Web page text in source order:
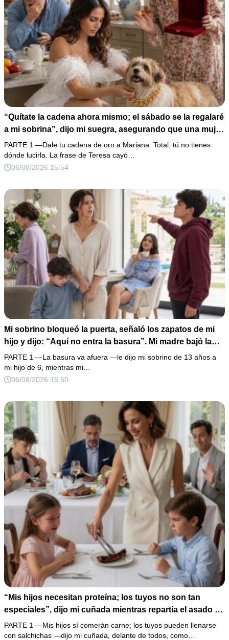
“Quítate la cadena ahora mismo; el sábado se la regalaré
a mi sobrina”, dijo mi suegra, asegurando que una mujer
con las manos marcadas por espinas no merecía 50
gramos de oro. Mi esposo guardó silencio, así que
obedecí con calma y le pedí que preparara la fiesta. Ella
completo que había intentado ocultar.
PARTE 1 —Dale tu cadena de oro a Mariana. Total, tú no tienes
dónde lucirla. La frase de Teresa cayó…
06/08/2026 15:54
Mi sobrino bloqueó la puerta, señaló los zapatos de mi
hijo y dijo: “Aquí no entra la basura”. Mi madre bajó la
mirada y mi hermana siguió tomando café como si nada.
Yo asentí, abracé a mi niño y me fui sin reclamar. Pero al
cancelar el depósito mensual descubrí que llevaba años
de humillarlo.
PARTE 1 —La basura va afuera —le dijo mi sobrino de 13 años a
mi hijo de 6, mientras mi…
06/08/2026 15:50
“Mis hijos necesitan proteína; los tuyos no son tan
especiales”, dijo mi cuñada mientras repartía el asado y
hacía llorar a mi hija. Mi esposo me pidió que no armara
un escándalo, así que guardé silencio, terminé un pastel
PARTE 1 —Mis hijos sí comerán carne; los tuyos pueden llenarse
con salchichas —dijo mi cuñada, delante de todos, como…